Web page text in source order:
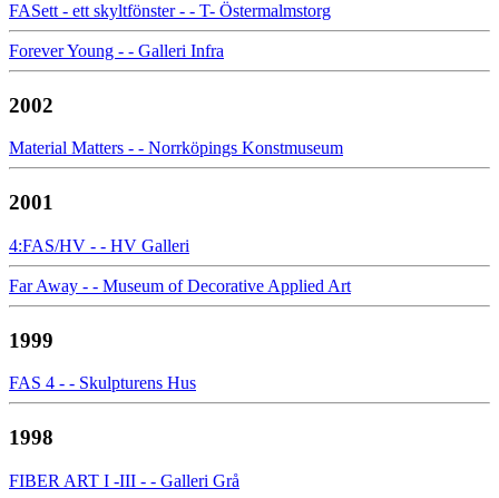
FASett - ett skyltfönster - - T- Östermalmstorg
Forever Young - - Galleri Infra
2002
Material Matters - - Norrköpings Konstmuseum
2001
4:FAS/HV - - HV Galleri
Far Away - - Museum of Decorative Applied Art
1999
FAS 4 - - Skulpturens Hus
1998
FIBER ART I -III - - Galleri Grå